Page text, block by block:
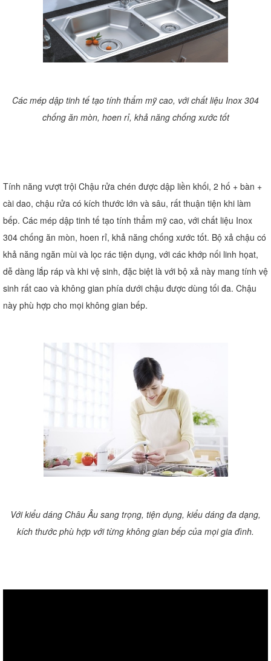
Các mép dập tinh tế tạo tính thẩm mỹ cao, với chất liệu Inox 304
chống ăn mòn, hoen rỉ, khả năng chống xước tốt
Tính năng vượt trội Chậu rửa chén được dập liền khối, 2 hố + bàn +
cài dao, chậu rửa có kích thước lớn và sâu, rất thuận tiện khi làm
bếp. Các mép dập tinh tế tạo tính thẩm mỹ cao, với chất liệu Inox
304 chống ăn mòn, hoen rỉ, khả năng chống xước tốt. Bộ xả chậu có
khả năng ngăn mùi và lọc rác tiện dụng, với các khớp nối linh họat,
dễ dàng lắp ráp và khi vệ sinh, đặc biệt là với bộ xả này mang tính vệ
sinh rất cao và không gian phía dưới chậu được dùng tối đa. Chậu
này phù hợp cho mọi không gian bếp.
Với kiểu dáng Châu Âu sang trọng, tiện dụng, kiểu dáng đa dạng,
kích thước phù hợp với từng không gian bếp của mọi gia đình.